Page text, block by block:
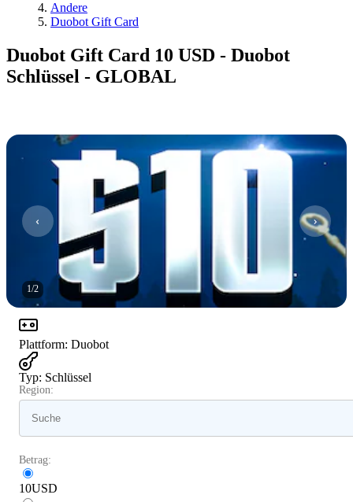
Andere
Duobot Gift Card
Duobot Gift Card 10 USD - Duobot
Schlüssel - GLOBAL
1/2
Plattform: Duobot
Typ: Schlüssel
Region:
Betrag:
10USD